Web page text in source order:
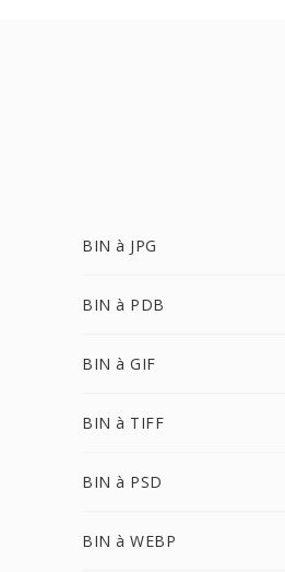
BIN à JPG
BIN à PDB
BIN à GIF
BIN à TIFF
BIN à PSD
BIN à WEBP